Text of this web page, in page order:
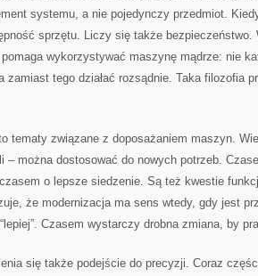
systemu, a nie pojedynczy przedmiot.
sprzętu. Liczy się także bezpieczeństwo.
wykorzystywać maszynę mądrze: nie
zamiast tego działać rozsądnie. Taka filozofia
tematy związane z doposażaniem maszyn.
– można dostosować do nowych potrzeb.
o lepsze siedzenie. Są też kwestie
że modernizacja ma sens wtedy, gdy jest
Czasem wystarczy drobna zmiana, by
się także podejście do precyzji. Coraz